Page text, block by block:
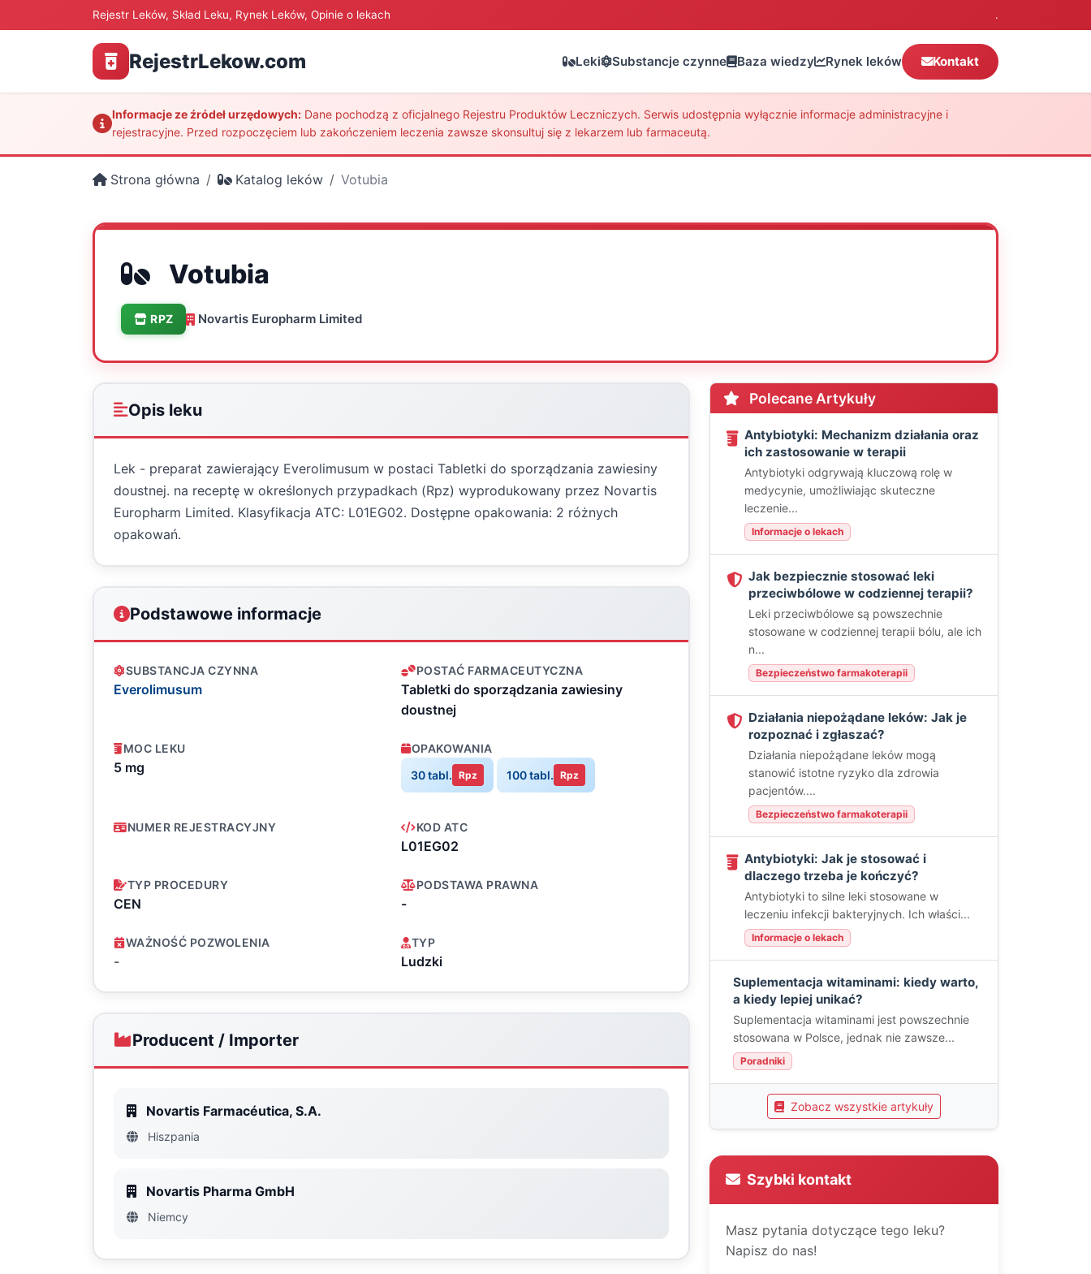
Rejestr Leków, Skład Leku, Rynek Leków, Opinie o lekach .
RejestrLekow.com Leki Substancje czynne Baza wiedzy Rynek leków Kontakt
Informacje ze źródeł urzędowych: Dane pochodzą z oficjalnego Rejestru Produktów Leczniczych. Serwis udostępnia wyłącznie informacje administracyjne i
rejestracyjne. Przed rozpoczęciem lub zakończeniem leczenia zawsze skonsultuj się z lekarzem lub farmaceutą.
Strona główna Katalog leków Votubia
Votubia
RPZ Novartis Europharm Limited
Opis leku
Lek - preparat zawierający Everolimusum w postaci Tabletki do sporządzania zawiesiny
doustnej. na receptę w określonych przypadkach (Rpz) wyprodukowany przez Novartis
Europharm Limited. Klasyfikacja ATC: L01EG02. Dostępne opakowania: 2 różnych
opakowań.
Podstawowe informacje
SUBSTANCJA CZYNNA
Everolimusum
POSTAĆ FARMACEUTYCZNA
Tabletki do sporządzania zawiesiny
doustnej
MOC LEKU
5 mg
OPAKOWANIA
30 tabl. Rpz 100 tabl. Rpz
NUMER REJESTRACYJNY KOD ATC
L01EG02
TYP PROCEDURY
CEN
PODSTAWA PRAWNA
-
WAŻNOŚĆ POZWOLENIA
-
TYP
Ludzki
Producent / Importer
Novartis Farmacéutica, S.A.
Hiszpania
Novartis Pharma GmbH
Niemcy
Polecane Artykuły
Antybiotyki: Mechanizm działania oraz
ich zastosowanie w terapii
Antybiotyki odgrywają kluczową rolę w
medycynie, umożliwiając skuteczne
leczenie...
Informacje o lekach
Jak bezpiecznie stosować leki
przeciwbólowe w codziennej terapii?
Leki przeciwbólowe są powszechnie
stosowane w codziennej terapii bólu, ale ich
n...
Bezpieczeństwo farmakoterapii
Działania niepożądane leków: Jak je
rozpoznać i zgłaszać?
Działania niepożądane leków mogą
stanowić istotne ryzyko dla zdrowia
pacjentów....
Bezpieczeństwo farmakoterapii
Antybiotyki: Jak je stosować i
dlaczego trzeba je kończyć?
Antybiotyki to silne leki stosowane w
leczeniu infekcji bakteryjnych. Ich właści...
Informacje o lekach
Suplementacja witaminami: kiedy warto,
a kiedy lepiej unikać?
Suplementacja witaminami jest powszechnie
stosowana w Polsce, jednak nie zawsze...
Poradniki
Zobacz wszystkie artykuły
Szybki kontakt
Masz pytania dotyczące tego leku?
Napisz do nas!